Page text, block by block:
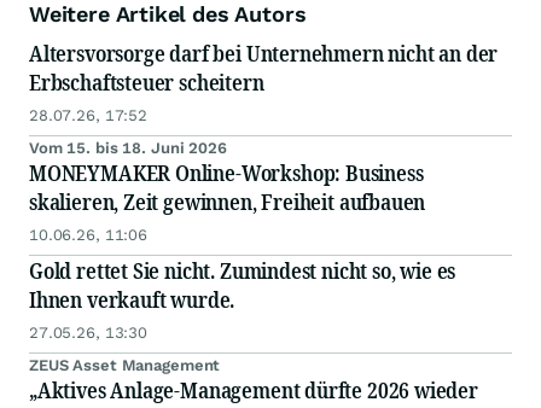
Weitere Artikel des Autors
Altersvorsorge darf bei Unternehmern nicht an der
Erbschaftsteuer scheitern
28.07.26, 17:52
Vom 15. bis 18. Juni 2026
MONEYMAKER Online-Workshop: Business
skalieren, Zeit gewinnen, Freiheit aufbauen
10.06.26, 11:06
Gold rettet Sie nicht. Zumindest nicht so, wie es
Ihnen verkauft wurde.
27.05.26, 13:30
ZEUS Asset Management
„Aktives Anlage-Management dürfte 2026 wieder